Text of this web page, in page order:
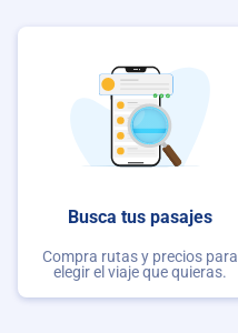
Busca tus pasajes
Compra rutas y precios para
elegir el viaje que quieras.